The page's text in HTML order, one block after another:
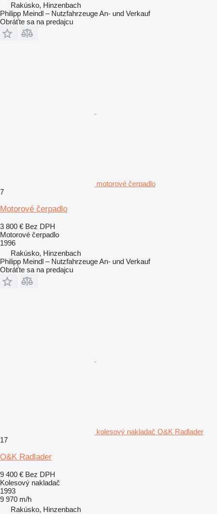
Rakúsko, Hinzenbach
Philipp Meindl – Nutzfahrzeuge An- und Verkauf
Obráťte sa na predajcu
motorové čerpadlo
7
Motorové čerpadlo
3 800 € Bez DPH
Motorové čerpadlo
1996
Rakúsko, Hinzenbach
Philipp Meindl – Nutzfahrzeuge An- und Verkauf
Obráťte sa na predajcu
kolesový nakladač O&K Radlader
17
O&K Radlader
9 400 € Bez DPH
Kolesový nakladač
1993
9 970 m/h
Rakúsko, Hinzenbach